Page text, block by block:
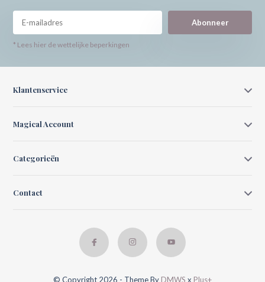
Abonneer
* Lees hier de wettelijke beperkingen
Klantenservice
Magical Account
Categorieën
Contact
© Copyright 2026 - Theme By DMWS x Plus+